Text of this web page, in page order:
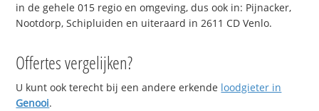
in de gehele 015 regio en omgeving, dus ook in: Pijnacker,
Nootdorp, Schipluiden en uiteraard in 2611 CD Venlo.
Offertes vergelijken?
U kunt ook terecht bij een andere erkende loodgieter in
Genooi.